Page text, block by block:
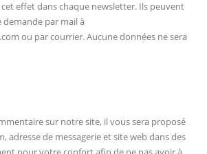
effet dans chaque newsletter. Ils peuvent
demande par mail à
ou par courrier. Aucune données ne sera
sur notre site, il vous sera proposé
adresse de messagerie et site web dans des